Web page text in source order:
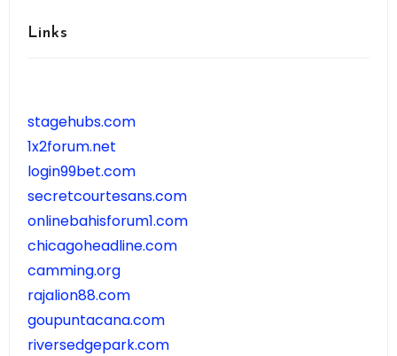
Links
stagehubs.com
1x2forum.net
login99bet.com
secretcourtesans.com
onlinebahisforum1.com
chicagoheadline.com
camming.org
rajalion88.com
goupuntacana.com
riversedgepark.com